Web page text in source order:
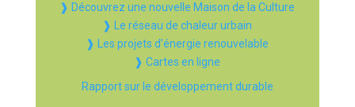
❱ Découvrez une nouvelle Maison de la Culture
❱ Le réseau de chaleur urbain
❱ Les projets d’énergie renouvelable
❱ Cartes en ligne
Rapport sur le développement durable